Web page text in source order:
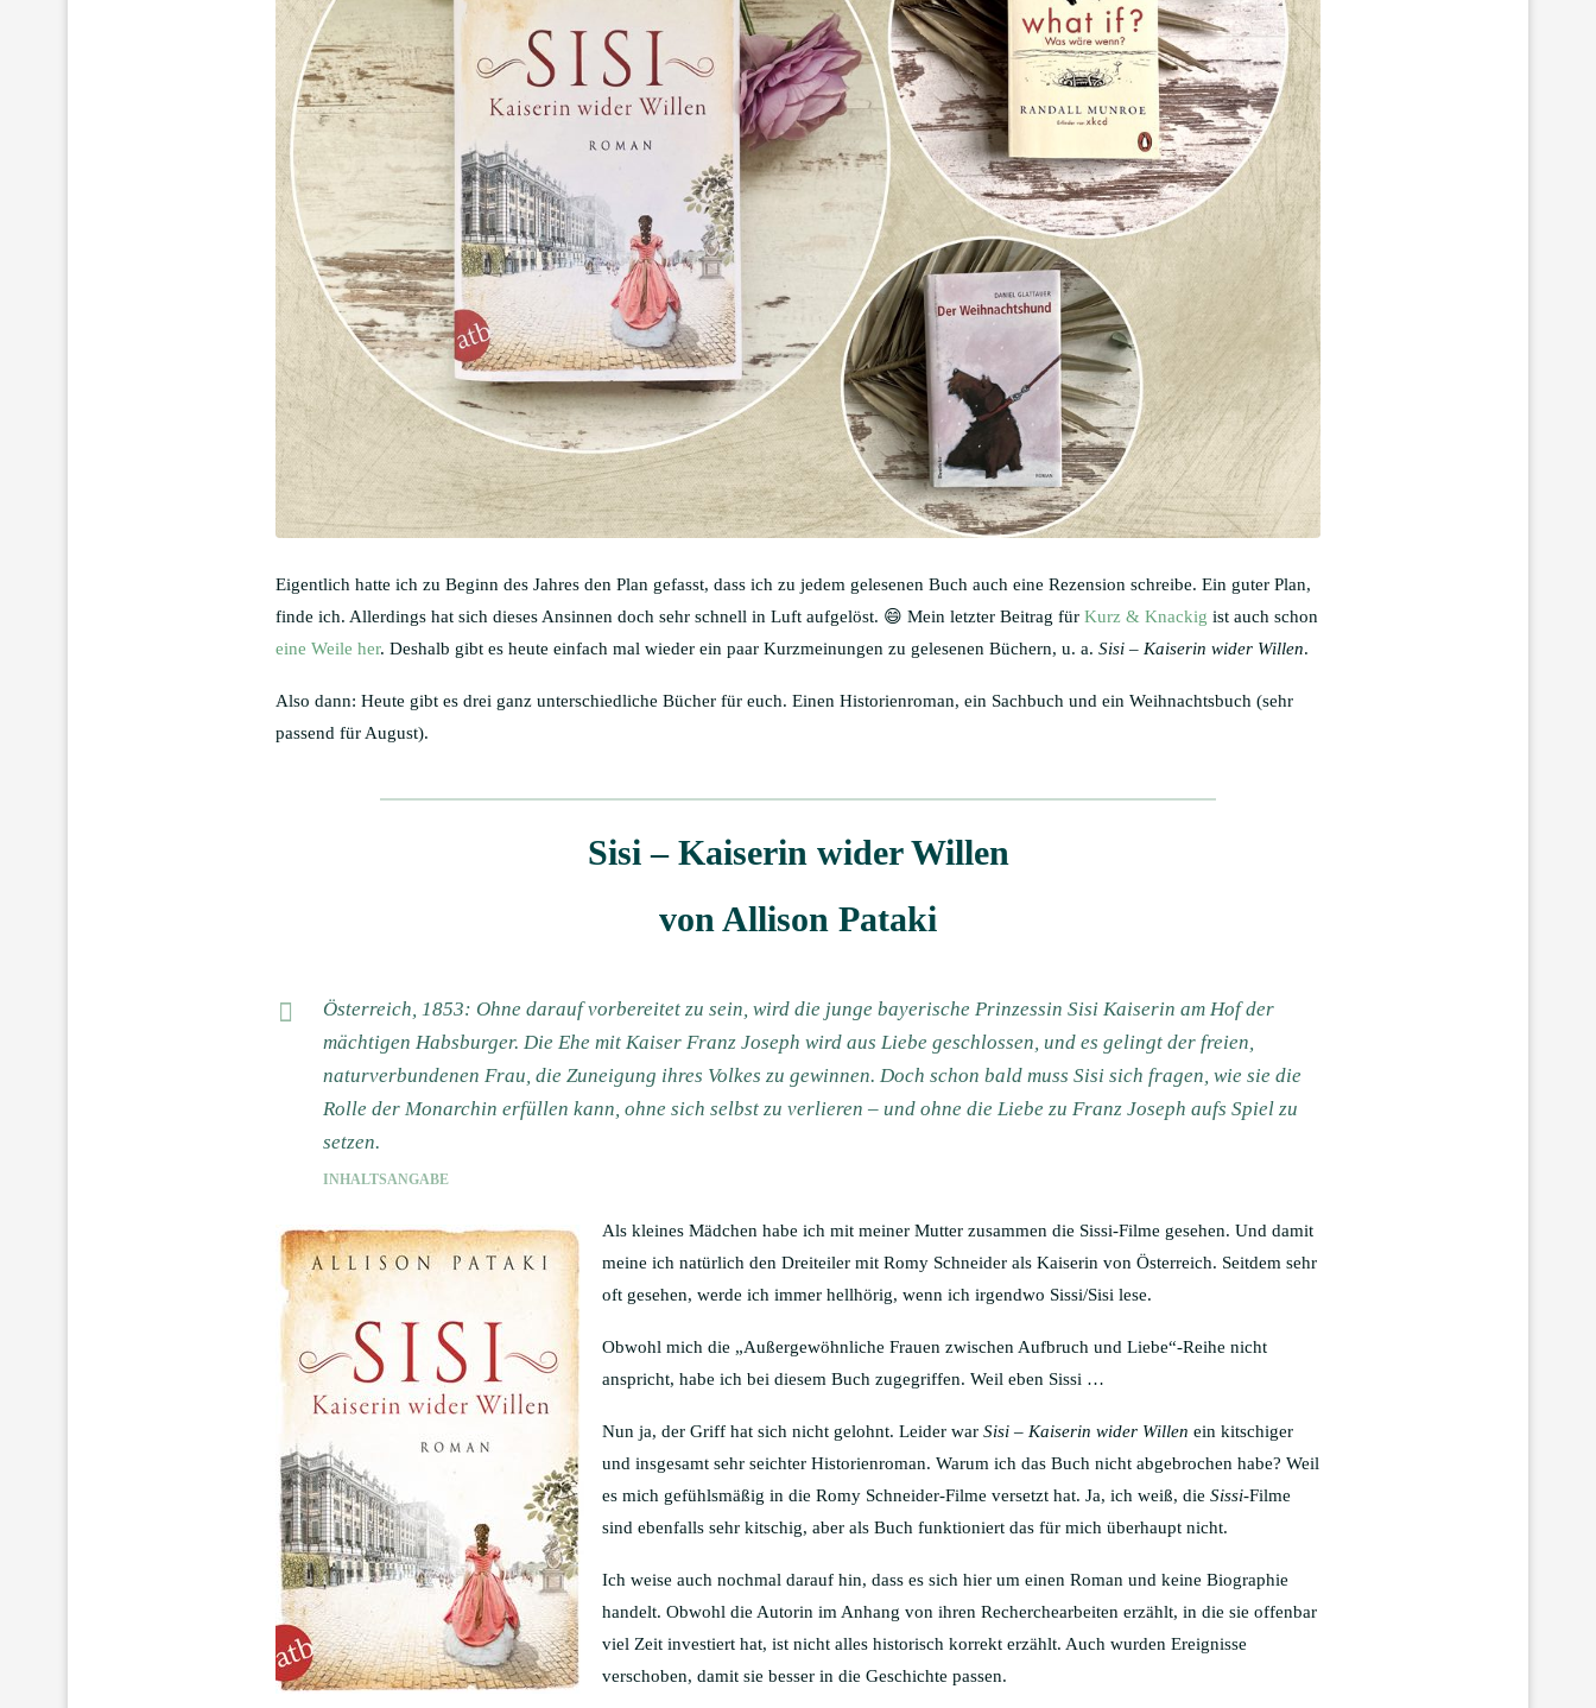
Eigentlich hatte ich zu Beginn des Jahres den Plan gefasst, dass ich zu jedem gelesenen Buch auch eine Rezension schreibe. Ein guter Plan,
finde ich. Allerdings hat sich dieses Ansinnen doch sehr schnell in Luft aufgelöst. 😄 Mein letzter Beitrag für Kurz & Knackig ist auch schon
eine Weile her. Deshalb gibt es heute einfach mal wieder ein paar Kurzmeinungen zu gelesenen Büchern, u. a. Sisi – Kaiserin wider Willen.
Also dann: Heute gibt es drei ganz unterschiedliche Bücher für euch. Einen Historienroman, ein Sachbuch und ein Weihnachtsbuch (sehr
passend für August).
Sisi – Kaiserin wider Willen
von Allison Pataki
Österreich, 1853: Ohne darauf vorbereitet zu sein, wird die junge bayerische Prinzessin Sisi Kaiserin am Hof der
mächtigen Habsburger. Die Ehe mit Kaiser Franz Joseph wird aus Liebe geschlossen, und es gelingt der freien,
naturverbundenen Frau, die Zuneigung ihres Volkes zu gewinnen. Doch schon bald muss Sisi sich fragen, wie sie die
Rolle der Monarchin erfüllen kann, ohne sich selbst zu verlieren – und ohne die Liebe zu Franz Joseph aufs Spiel zu
setzen.
INHALTSANGABE
Als kleines Mädchen habe ich mit meiner Mutter zusammen die Sissi-Filme gesehen. Und damit
meine ich natürlich den Dreiteiler mit Romy Schneider als Kaiserin von Österreich. Seitdem sehr
oft gesehen, werde ich immer hellhörig, wenn ich irgendwo Sissi/Sisi lese.
Obwohl mich die „Außergewöhnliche Frauen zwischen Aufbruch und Liebe“-Reihe nicht
anspricht, habe ich bei diesem Buch zugegriffen. Weil eben Sissi …
Nun ja, der Griff hat sich nicht gelohnt. Leider war Sisi – Kaiserin wider Willen ein kitschiger
und insgesamt sehr seichter Historienroman. Warum ich das Buch nicht abgebrochen habe? Weil
es mich gefühlsmäßig in die Romy Schneider-Filme versetzt hat. Ja, ich weiß, die Sissi-Filme
sind ebenfalls sehr kitschig, aber als Buch funktioniert das für mich überhaupt nicht.
Ich weise auch nochmal darauf hin, dass es sich hier um einen Roman und keine Biographie
handelt. Obwohl die Autorin im Anhang von ihren Recherchearbeiten erzählt, in die sie offenbar
viel Zeit investiert hat, ist nicht alles historisch korrekt erzählt. Auch wurden Ereignisse
verschoben, damit sie besser in die Geschichte passen.